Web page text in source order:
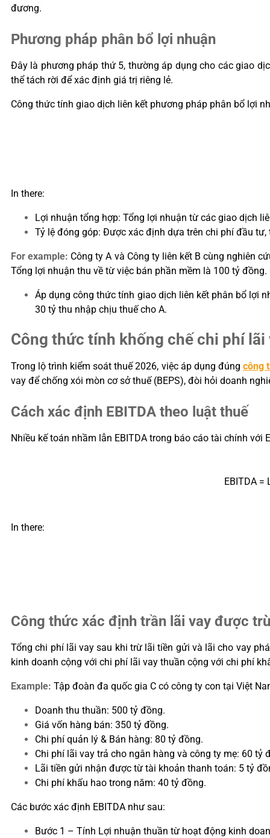
đương.
Phương pháp phân bổ lợi nhuận
Đây là phương pháp thứ 5, thường áp dụng cho các giao
thể tách rời để xác định giá trị riêng lẻ.
Công thức tính giao dịch liên kết phương pháp phân bổ lợi
In there:
Lợi nhuận tổng hợp: Tổng lợi nhuận từ các giao dịch
Tỷ lệ đóng góp: Được xác định dựa trên chi phí đầu
For example: Công ty A và Công ty liên kết B cùng nghiên
Tổng lợi nhuận thu về từ việc bán phần mềm là 100 tỷ
Áp dụng công thức tính giao dịch liên kết phân bổ lợi
30 tỷ thu nhập chịu thuế cho A.
Công thức tính khống chế chi phí lãi
Trong lộ trình kiểm soát thuế 2026, việc áp dụng đúng công
vay để chống xói mòn cơ sở thuế (BEPS), đòi hỏi doanh
Cách xác định EBITDA theo luật thuế
Nhiều kế toán nhầm lẫn EBITDA trong báo cáo tài chính
EBITDA
In there:
Công thức xác định trần lãi vay được
Tổng chi phí lãi vay sau khi trừ lãi tiền gửi và lãi cho vay
kinh doanh cộng với chi phí lãi vay thuần cộng với chi phí
Example: Tập đoàn đa quốc gia C có công ty con tại Việt
Doanh thu thuần: 500 tỷ đồng.
Giá vốn hàng bán: 350 tỷ đồng.
Chi phí quản lý & Bán hàng: 80 tỷ đồng.
Chi phí lãi vay trả cho ngân hàng và công ty mẹ: 60 tỷ
Lãi tiền gửi nhận được từ tài khoản thanh toán: 5 tỷ
Chi phí khấu hao trong năm: 40 tỷ đồng.
Các bước xác định EBITDA như sau:
Bước 1 – Tính Lợi nhuận thuần từ hoạt động kinh